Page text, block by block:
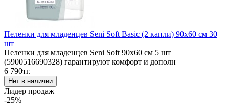
Пеленки для младенцев Seni Soft Basic (2 капли) 90x60 см 30
шт
Пеленки для младенцев Seni Soft 90x60 см 5 шт
(5900516690328) гарантируют комфорт и дополн
6 790тг.
Лидер продаж
-25%